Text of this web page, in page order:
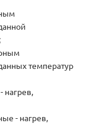
температур
нагрев,
- нагрев,